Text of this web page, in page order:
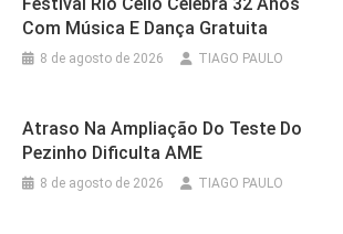
Com Música E Dança Gratuita
8 de agosto de 2026 TIAGO PAULO
Atraso Na Ampliação Do Teste Do
Pezinho Dificulta AME
8 de agosto de 2026 TIAGO PAULO